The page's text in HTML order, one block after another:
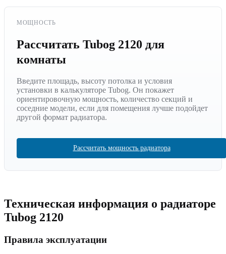
МОЩНОСТЬ
Рассчитать Tubog 2120 для
комнаты
Введите площадь, высоту потолка и условия
установки в калькуляторе Tubog. Он покажет
ориентировочную мощность, количество секций и
соседние модели, если для помещения лучше подойдет
другой формат радиатора.
Рассчитать мощность радиатора
Техническая информация о радиаторе
Tubog 2120
Правила эксплуатации